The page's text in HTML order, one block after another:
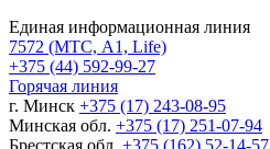
Единая информационная линия
7572 (МТС, A1, Life)
+375 (44) 592-99-27
Горячая линия
г. Минск +375 (17) 243-08-95
Минская обл. +375 (17) 251-07-94
Брестская обл. +375 (162) 52-14-57